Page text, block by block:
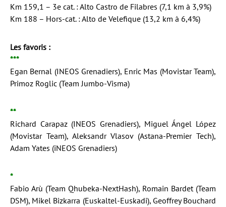
Km 159,1 – 3e cat. : Alto Castro de Filabres (7,1 km à 3,9%)
Km 188 – Hors-cat. : Alto de Velefique (13,2 km à 6,4%)
Les favoris :
***
Egan Bernal (INEOS Grenadiers), Enric Mas (Movistar Team),
Primoz Roglic (Team Jumbo-Visma)
**
Richard Carapaz (INEOS Grenadiers), Miguel Ángel López
(Movistar Team), Aleksandr Vlasov (Astana-Premier Tech),
Adam Yates (iNEOS Grenadiers)
*
Fabio Arù (Team Qhubeka-NextHash), Romain Bardet (Team
DSM), Mikel Bizkarra (Euskaltel-Euskadi), Geoffrey Bouchard